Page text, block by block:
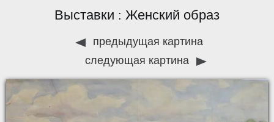
Выставки : Женский образ
предыдущая картина
следующая картина